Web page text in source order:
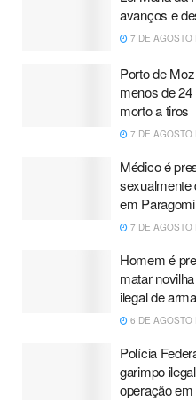
avanços e
7 DE AGOSTO
Porto de
menos de
morto a tiros
7 DE AGOSTO
Médico é
sexualmente
em
7 DE AGOSTO
Homem é
matar
ilegal de
6 DE AGOSTO
Polícia
garimpo
operação